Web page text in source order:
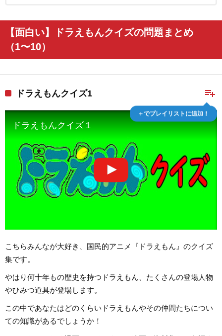
【面白い】ドラえもんクイズの問題まとめ
（1〜10）
playlist_add
＋でプレイリストに追加！
ドラえもんクイズ1
ドラえもんクイズ１
こちらみんなが大好き、国民的アニメ『ドラえもん』のクイズ
集です。
やはり何十年もの歴史を持つドラえもん、たくさんの登場人物
やひみつ道具が登場します。
この中であなたはどのくらいドラえもんやその仲間たちについ
ての知識があるでしょうか！